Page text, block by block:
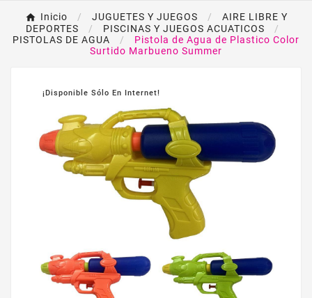
Inicio JUGUETES Y JUEGOS
AIRE LIBRE Y
DEPORTES
PISCINAS Y JUEGOS ACUATICOS
PISTOLAS DE AGUA
Pistola de Agua de Plastico Color
Surtido Marbueno Summer
¡Disponible Sólo En Internet!